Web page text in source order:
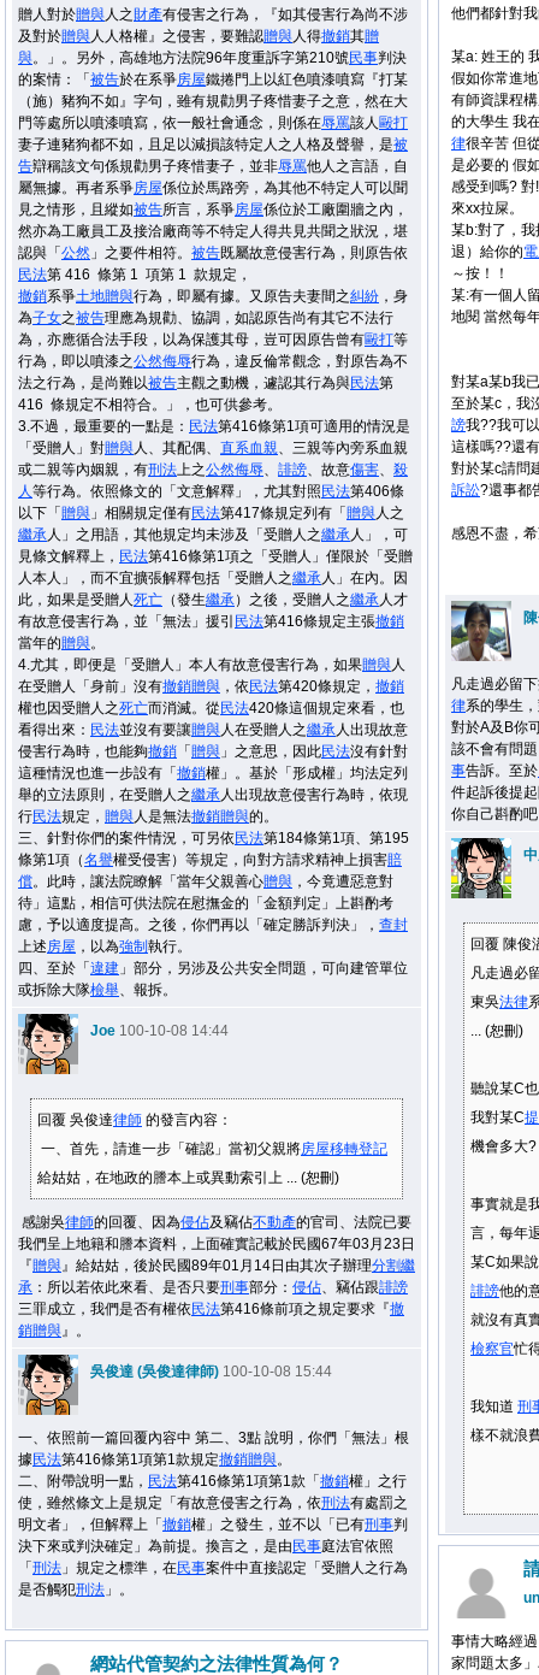
贈人對於贈與人之財產有侵害之行為，『如其侵害行為尚不涉
及對於贈與人人格權』之侵害，要難認贈與人得撤銷其贈
與。」。另外，高雄地方法院96年度重訴字第210號民事判決
的案情：「 被告於在系爭房屋鐵捲門上以紅色噴漆噴寫『打某
（施）豬狗不如』字句，雖有規勸男子疼惜妻子之意，然在大
門等處所以噴漆噴寫，依一般社會通念，則係在辱罵該人 毆打
妻子連豬狗都不如，且足以減損該特定人之人格及聲譽，是被
告辯稱該文句係規勸男子疼惜妻子，並非辱罵他人之言語，自
屬無據。再者系爭房屋係位於馬路旁，為其他不特定人可以聞
見之情形，且縱如被告所言，系爭房屋係位於工廠圍牆之內，
然亦為工廠員工及接洽廠商等不特定人得共見共聞之狀況，堪
認與「 公然 」之要件相符。 被告既屬故意侵害行為，則原告依
民法第 416 條第 1 項第 1 款規定，
撤銷系爭土地贈與行為，即屬有據。又原告夫妻間之糾紛 ，身
為子女之被告理應為規勸、協調，如認原告尚有其它不法行
為，亦應循合法手段，以為保護其母，豈可因原告曾有毆打等
行為，即以噴漆之公然侮辱行為，違反倫常觀念，對原告為不
法之行為，是尚難以被告主觀之動機，遽認其行為與民法第
416 條規定不相符合。」，也可供參考。
3.不過，最重要的一點是： 民法第416條第1項可適用的情況是
「受贈人」對贈與人、其配偶、 直系血親、三親等內旁系血親
或二親等內姻親，有刑法上之公然侮辱、 誹謗、故意傷害、 殺
人等行為。依照條文的「文意解釋」，尤其對照 民法第406條
以下「 贈與 」相關規定僅有民法第417條規定列有「 贈與人之
繼承人」之用語，其他規定均未涉及「受贈人之繼承人」，可
見條文解釋上， 民法第416條第1項之「受贈人」僅限於「受贈
人本人」，而不宜擴張解釋包括「受贈人之繼承人」在內。因
此，如果是受贈人死亡 （發生繼承）之後，受贈人之繼承人才
有故意侵害行為，並「無法」援引 民法第416條規定主張撤銷
當年的贈與。
4.尤其，即便是「受贈人」本人有故意侵害行為，如果贈與人
在受贈人「身前」沒有撤銷贈與 ，依 民法第420條規定， 撤銷
權也因受贈人之死亡而消滅。從 民法420條這個規定來看，也
看得出來： 民法並沒有要讓贈與人在受贈人之繼承人出現故意
侵害行為時，也能夠撤銷 「 贈與 」之意思，因此民法沒有針對
這種情況也進一步設有「 撤銷權」。基於「形成權」均法定列
舉的立法原則，在受贈人之繼承人出現故意侵害行為時，依現
行民法規定， 贈與人是無法撤銷贈與的。
三、針對你們的案件情況，可另依 民法第184條第1項、第195
條第1項（名譽權受侵害）等規定，向對方請求精神上損害賠
償。此時，讓法院瞭解「當年父親善心贈與 ，今竟遭惡意對
待」這點，相信可供法院在慰撫金的「金額判定」上斟酌考
慮，予以適度提高。之後，你們再以「確定勝訴判決」， 查封
上述房屋 ，以為強制 執行。
四、至於「 違建 」部分，另涉及公共安全問題，可向建管單位
或拆除大隊檢舉、報拆。
Joe 100-10-08 14:44
回覆 吳俊達律師 的發言內容：
一、首先，請進一步「確認」當初父親將房屋移轉登記
給姑姑，在地政的謄本上或異動索引上 ... (恕刪)
感謝吳律師的回覆、因為侵佔及竊佔不動產的官司、法院已要
我們呈上地籍和謄本資料，上面確實記載於民國67年03月23日
『贈與』給姑姑，後於民國89年01月14日由其次子辦理分割繼
承 ：所以若依此來看、是否只要刑事部分： 侵佔、竊佔跟誹謗
三罪成立，我們是否有權依 民法第416條前項之規定要求『撤
銷贈與』。
吳俊達 (吳俊達律師) 100-10-08 15:44
一、依照前一篇回覆內容中 第二、3點 說明，你們「無法」根
據民法第416條第1項第1款規定撤銷贈與。
二、附帶說明一點， 民法第416條第1項第1款「 撤銷權」之行
使，雖然條文上是規定「有故意侵害之行為，依刑法有處罰之
明文者」，但解釋上「 撤銷權」之發生，並不以「已有刑事判
決下來或判決確定」為前提。換言之，是由 民事庭法官依照
「 刑法 」規定之標準，在民事案件中直接認定「受贈人之行為
是否觸犯刑法 」。
他們都針對
某a: 姓王的
假如你常進
有師資課程
的大學生 我
律很辛苦 但
是必要的 假
感受到嗎?
來xx拉屎。
某b:對了，我
退）給你的
～按！！
某:有一個人
地閱 當然每
對某a某b我
至於某c， 我
謗我??我可
這樣嗎??還
對於某c請問
訴訟?還事都
感恩不盡，
凡走過必留
律系的學生
對於A及B你
該不會有問
事告訴。至於
件起訴後提
你自己斟酌
回覆 陳俊
凡走過必
東吳法律
... (恕刪)
聽說某C
我對某C
機會多大?
事實就是
言，每年
某C如果
誹謗他的
就沒有真
檢察官忙
我知道 刑
樣不就浪
事情大略經
家問題太多
網站代管契約之法律性質為何？